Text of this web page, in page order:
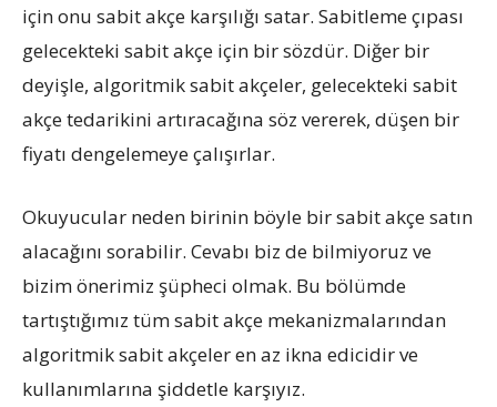
için onu sabit akçe karşılığı satar. Sabitleme çıpası
gelecekteki sabit akçe için bir sözdür. Diğer bir
deyişle, algoritmik sabit akçeler, gelecekteki sabit
akçe tedarikini artıracağına söz vererek, düşen bir
fiyatı dengelemeye çalışırlar.
Okuyucular neden birinin böyle bir sabit akçe satın
alacağını sorabilir. Cevabı biz de bilmiyoruz ve
bizim önerimiz şüpheci olmak. Bu bölümde
tartıştığımız tüm sabit akçe mekanizmalarından
algoritmik sabit akçeler en az ikna edicidir ve
kullanımlarına şiddetle karşıyız.